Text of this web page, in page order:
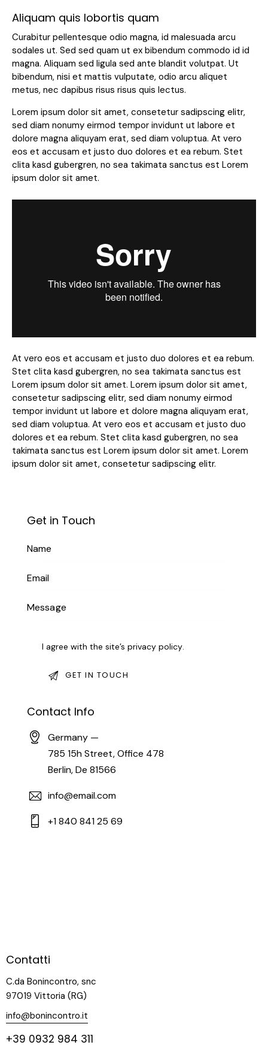
Aliquam quis lobortis quam
Curabitur pellentesque odio magna, id malesuada arcu
sodales ut. Sed sed quam ut ex bibendum commodo id id
magna. Aliquam sed ligula sed ante blandit volutpat. Ut
bibendum, nisi et mattis vulputate, odio arcu aliquet
metus, nec dapibus risus risus quis lectus.
Lorem ipsum dolor sit amet, consetetur sadipscing elitr,
sed diam nonumy eirmod tempor invidunt ut labore et
dolore magna aliquyam erat, sed diam voluptua. At vero
eos et accusam et justo duo dolores et ea rebum. Stet
clita kasd gubergren, no sea takimata sanctus est Lorem
ipsum dolor sit amet.
At vero eos et accusam et justo duo dolores et ea rebum.
Stet clita kasd gubergren, no sea takimata sanctus est
Lorem ipsum dolor sit amet. Lorem ipsum dolor sit amet,
consetetur sadipscing elitr, sed diam nonumy eirmod
tempor invidunt ut labore et dolore magna aliquyam erat,
sed diam voluptua. At vero eos et accusam et justo duo
dolores et ea rebum. Stet clita kasd gubergren, no sea
takimata sanctus est Lorem ipsum dolor sit amet. Lorem
ipsum dolor sit amet, consetetur sadipscing elitr.
Get in Touch
I agree with the site’sprivacy policy.
Contact Info
Germany —
785 15h Street, Office 478
Berlin, De 81566
info@email.com
+1 840 841 25 69
Contatti
C.da Bonincontro, snc
97019 Vittoria (RG)
info@bonincontro.it
+39 0932 984 311